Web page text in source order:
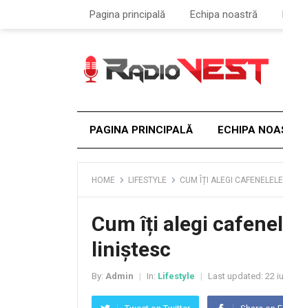
Pagina principală Echipa noastră
PAGINA PRINCIPALĂ ECHIPA
HOME LIFESTYLE CUM ÎȚI ALEGI
Cum îți alegi
liniștesc
By: Admin In: Lifestyle Last updated: 22